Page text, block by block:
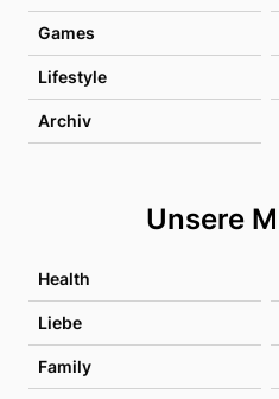
Games
Lifestyle
Archiv
Unsere
Health
Liebe
Family